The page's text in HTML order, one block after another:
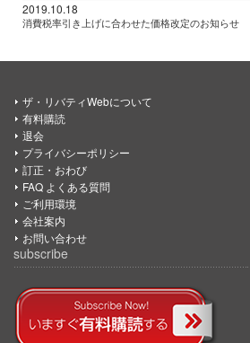
2019.10.18
消費税率引き上げに合わせた価格改定のお知らせ
ザ・リバティWebについて
有料購読
退会
プライバシーポリシー
訂正・おわび
FAQ よくある質問
ご利用環境
会社案内
お問い合わせ
subscribe